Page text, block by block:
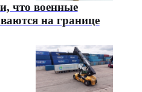
что военные
на границе